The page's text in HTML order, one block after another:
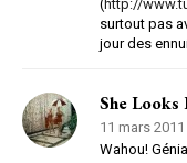
(http://
surtout pas
jour des
She Looks
11 mars
Wahou!